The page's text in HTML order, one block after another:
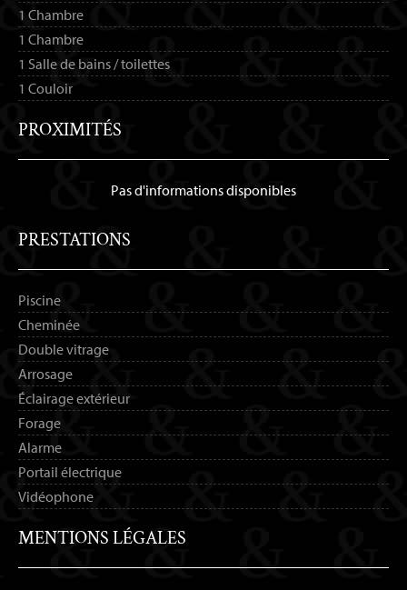
1 Chambre
1 Chambre
1 Salle de bains / toilettes
1 Couloir
PROXIMITÉS
Pas d'informations disponibles
PRESTATIONS
Piscine
Cheminée
Double vitrage
Arrosage
Éclairage extérieur
Forage
Alarme
Portail électrique
Vidéophone
MENTIONS LÉGALES